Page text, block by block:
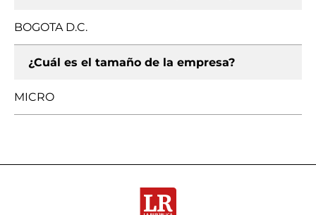
BOGOTA D.C.
¿Cuál es el tamaño de la empresa?
MICRO